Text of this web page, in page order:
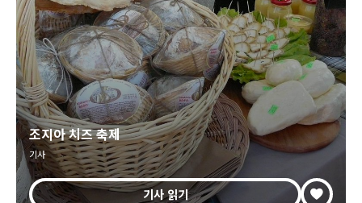
조지아 치즈 축제
기사
기사 읽기